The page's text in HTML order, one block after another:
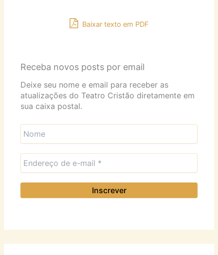
Baixar texto em PDF
Receba novos posts por email
Deixe seu nome e email para receber as
atualizações do Teatro Cristão diretamente em
sua caixa postal.